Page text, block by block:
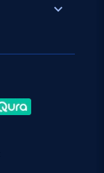
expand_more